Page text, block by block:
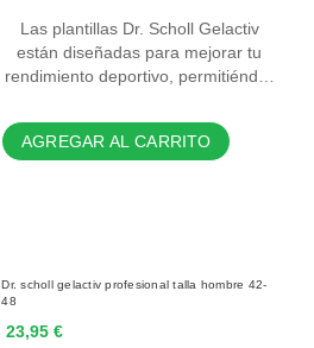
Las plantillas Dr. Scholl Gelactiv
están diseñadas para mejorar tu
rendimiento deportivo, permitiénd…
AGREGAR AL CARRITO
Dr. scholl gelactiv profesional talla hombre 42-
48
23,95 €